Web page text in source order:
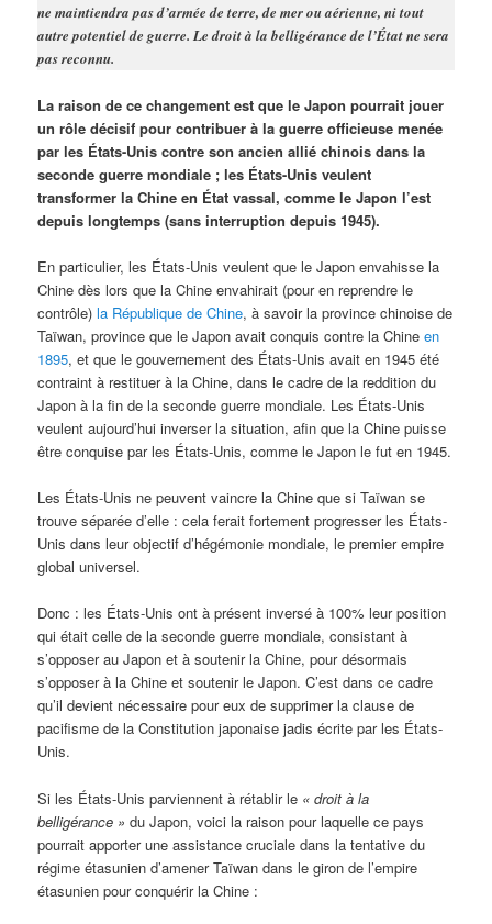
ne maintiendra pas d’armée de terre, de mer ou aérienne, ni tout
autre potentiel de guerre. Le droit à la belligérance de l’État ne sera
pas reconnu.
La raison de ce changement est que le Japon pourrait jouer
un rôle décisif pour contribuer à la guerre officieuse menée
par les États-Unis contre son ancien allié chinois dans la
seconde guerre mondiale ; les États-Unis veulent
transformer la Chine en État vassal, comme le Japon l’est
depuis longtemps (sans interruption depuis 1945).
En particulier, les États-Unis veulent que le Japon envahisse la
Chine dès lors que la Chine envahirait (pour en reprendre le
contrôle)la République de Chine, à savoir la province chinoise de
Taïwan, province que le Japon avait conquis contre la Chineen
1895, et que le gouvernement des États-Unis avait en 1945 été
contraint à restituer à la Chine, dans le cadre de la reddition du
Japon à la fin de la seconde guerre mondiale. Les États-Unis
veulent aujourd’hui inverser la situation, afin que la Chine puisse
être conquise par les États-Unis, comme le Japon le fut en 1945.
Les États-Unis ne peuvent vaincre la Chine que si Taïwan se
trouve séparée d’elle : cela ferait fortement progresser les États-
Unis dans leur objectif d’hégémonie mondiale, le premier empire
global universel.
Donc : les États-Unis ont à présent inversé à 100% leur position
qui était celle de la seconde guerre mondiale, consistant à
s’opposer au Japon et à soutenir la Chine, pour désormais
s’opposer à la Chine et soutenir le Japon. C’est dans ce cadre
qu’il devient nécessaire pour eux de supprimer la clause de
pacifisme de la Constitution japonaise jadis écrite par les États-
Unis.
Si les États-Unis parviennent à rétablir le « droit à la
belligérance » du Japon, voici la raison pour laquelle ce pays
pourrait apporter une assistance cruciale dans la tentative du
régime étasunien d’amener Taïwan dans le giron de l’empire
étasunien pour conquérir la Chine :